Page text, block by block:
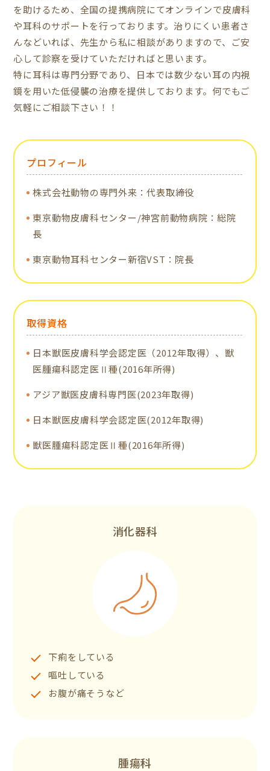
を助けるため、全国の提携病院にてオンラインで皮膚科
や耳科のサポートを行っております。治りにくい患者さ
んなどいれば、先生から私に相談がありますので、ご安
心して診察を受けていただければと思います。
特に耳科は専門分野であり、日本では数少ない耳の内視
鏡を用いた低侵襲の治療を提供しております。何でもご
気軽にご相談下さい！！
プロフィール
株式会社動物の専門外来：代表取締役
東京動物皮膚科センター/神宮前動物病院：総院
長
東京動物耳科センター新宿VST：院長
取得資格
日本獣医皮膚科学会認定医（2012年取得）、獣
医腫瘍科認定医Ⅱ種(2016年所得)
アジア獣医皮膚科専門医(2023年取得)
日本獣医皮膚科学会認定医(2012年取得)
獣医腫瘍科認定医Ⅱ種(2016年所得)
消化器科
下痢をしている
嘔吐している
お腹が痛そうなど
腫瘍科